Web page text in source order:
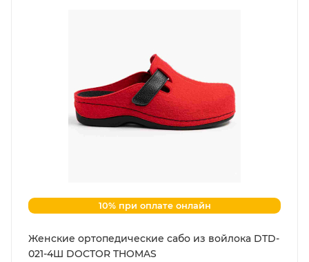
10% при оплате онлайн
Женские ортопедические сабо из войлока DTD-
021-4Ш DOCTOR THOMAS